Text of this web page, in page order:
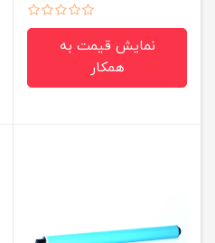
نمایش قیمت به
همکار